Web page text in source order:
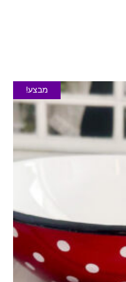
מבצע!